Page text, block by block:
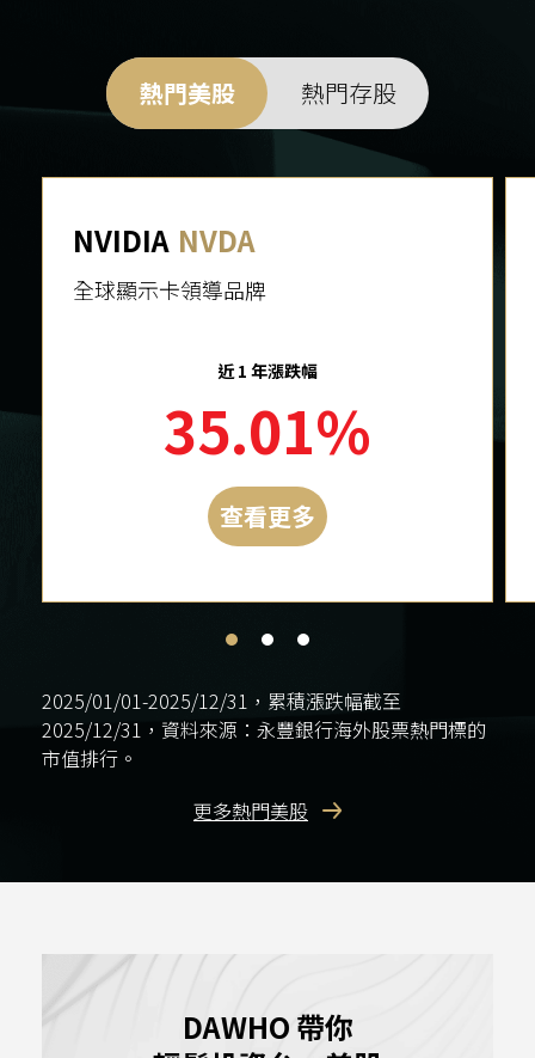
熱門美股 熱門存股
NVIDIA NVDA
全球顯示卡領導品牌
近 1 年漲跌幅
35.01%
查看更多
2025/01/01-2025/12/31，累積漲跌幅截至
2025/12/31，資料來源：永豐銀行海外股票熱門標的
市值排行。
更多熱門美股
Alphabet GOOG
等網路產品公司
近 1 年漲跌幅
DAWHO 帶你